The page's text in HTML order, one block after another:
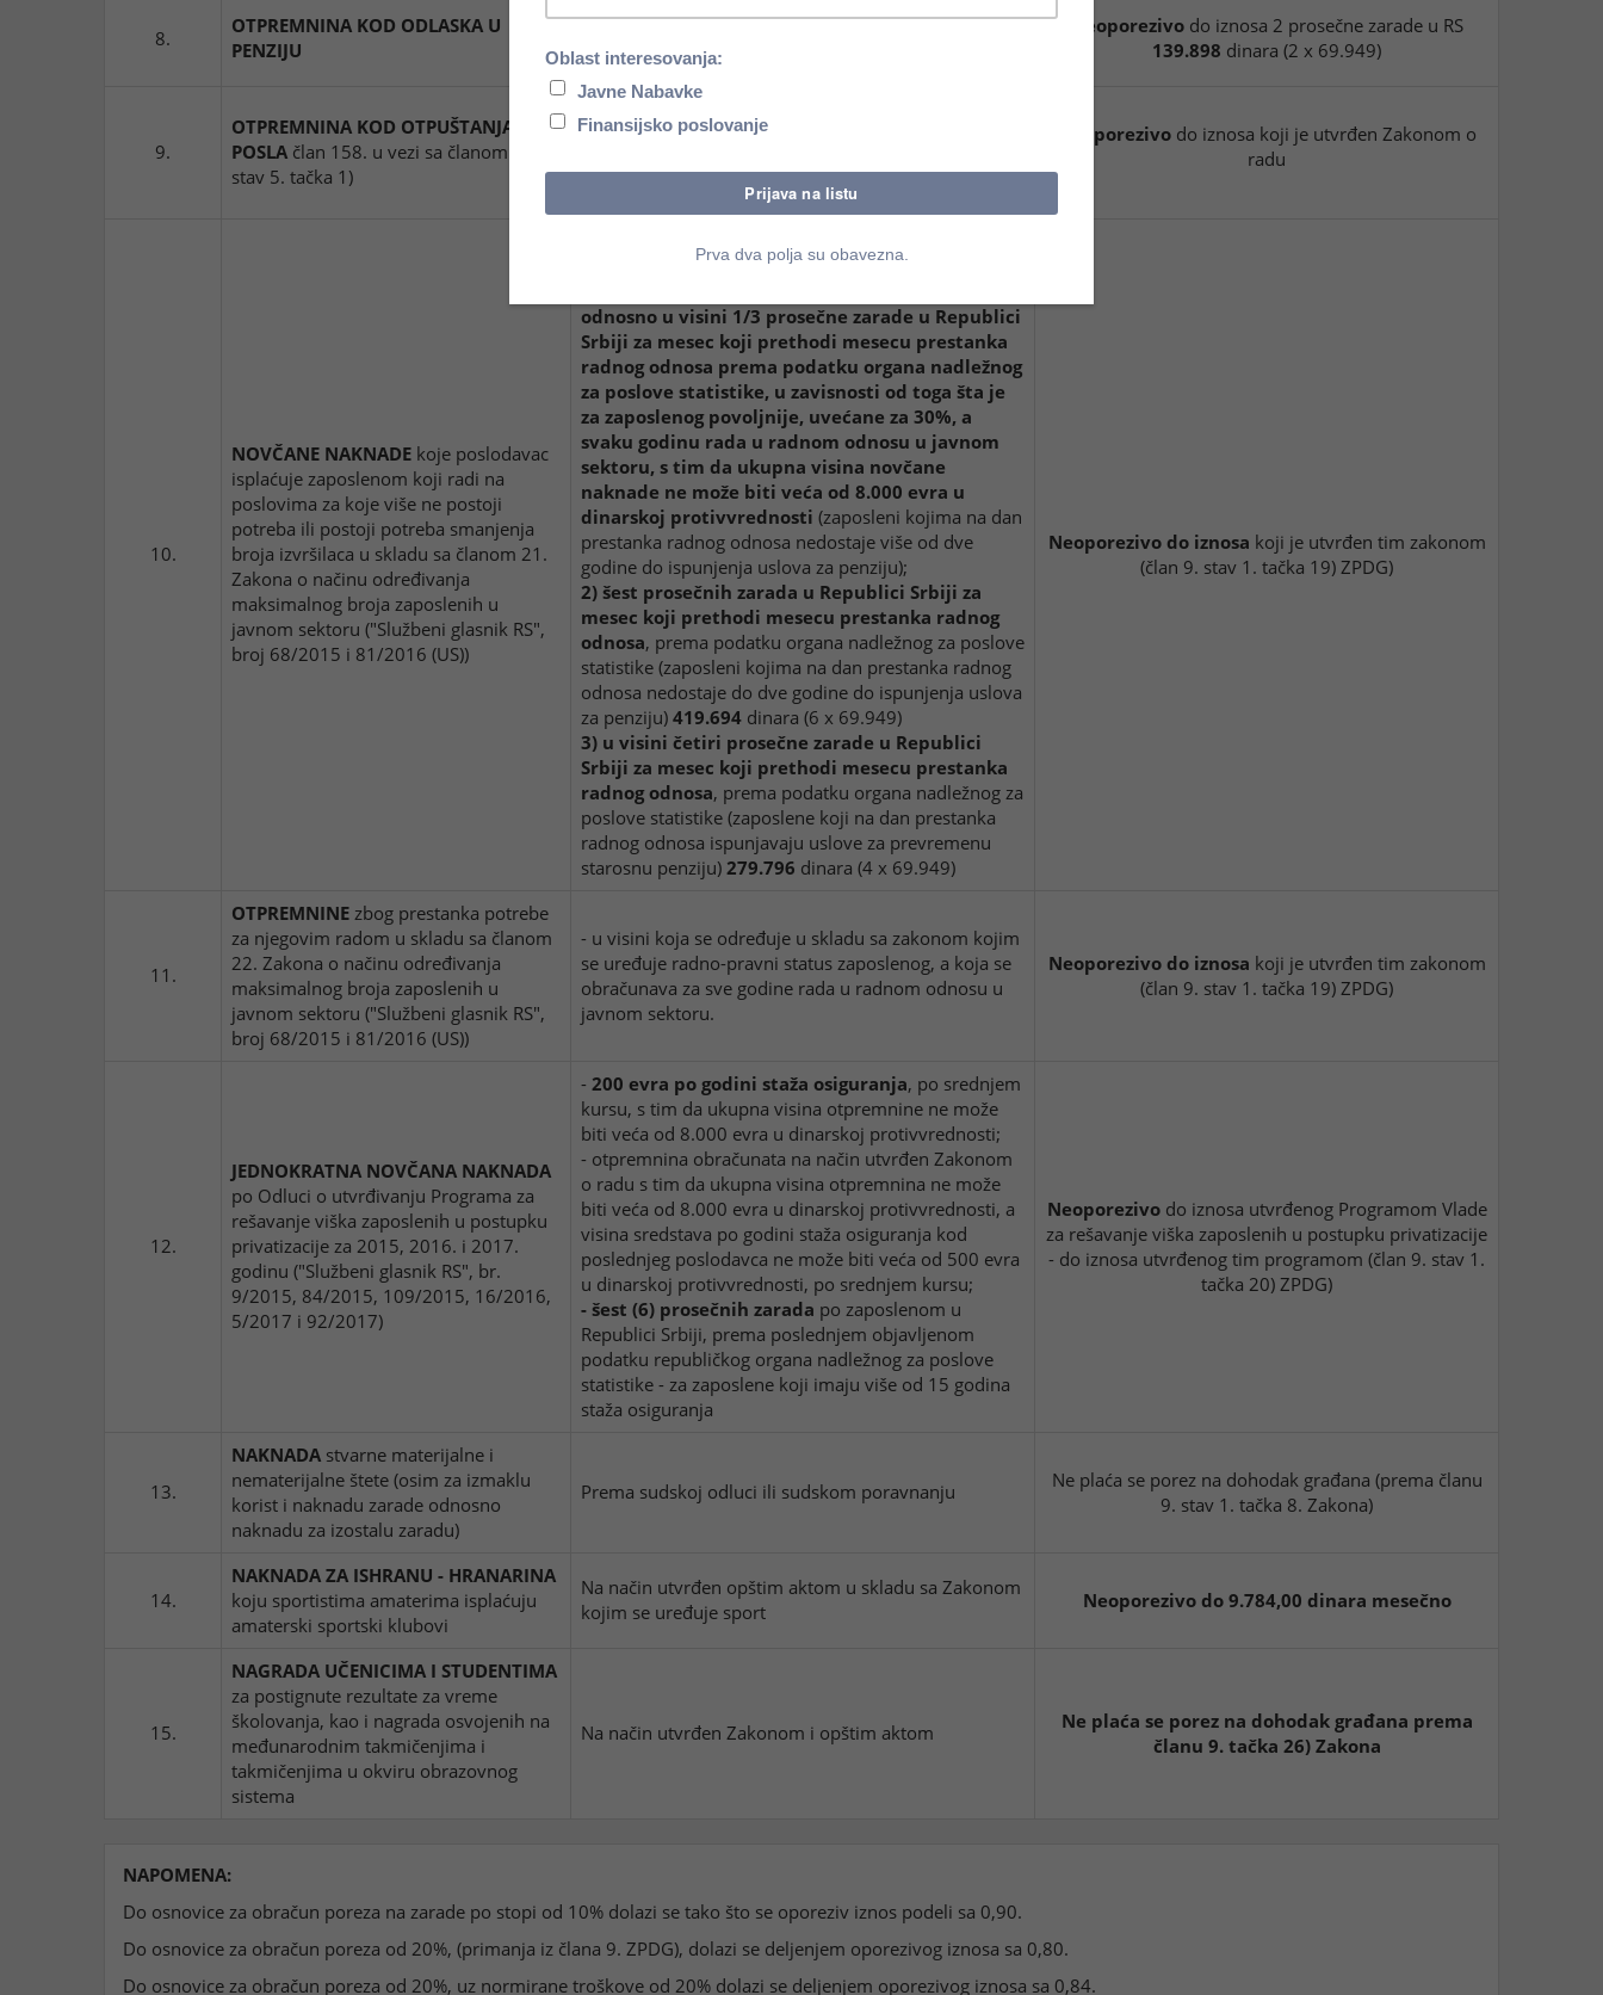
8.
OTPREMNINA KOD ODLASKA U
PENZIJU
Najmanje u visini 2 prosečne zarade po
69.949)
Neoporezivo do iznosa 2 prosečne zarade u RS
139.898 dinara (2 x 69.949)
9.
OTPREMNINA KOD OTPUŠTANJA SA
POSLA član 158. u vezi sa članom 179.
stav 5. tačka 1)
niže od zbira trećine zarade zaposlenog za svaku
poslodavca kod kogas ostvaruje pravo na otpemninu
Neoporezivo do iznosa koji je utvrđen Zakonom o
radu
10.
NOVČANE NAKNADE koje poslodavac
isplaćuje zaposlenom koji radi na
poslovima za koje više ne postoji
potreba ili postoji potreba smanjenja
broja izvršilaca u skladu sa članom 21.
Zakona o načinu određivanja
maksimalnog broja zaposlenih u
javnom sektoru ("Službeni glasnik RS",
broj 68/2015 i 81/2016 (US))
zaposlenog isplaćene u poslednja tri meseca koja
odnosno u visini 1/3 prosečne zarade u Republici
Srbiji za mesec koji prethodi mesecu prestanka
radnog odnosa prema podatku organa nadležnog
za poslove statistike, u zavisnosti od toga šta je
za zaposlenog povoljnije, uvećane za 30%, a
svaku godinu rada u radnom odnosu u javnom
sektoru, s tim da ukupna visina novčane
naknade ne može biti veća od 8.000 evra u
dinarskoj protivvrednosti (zaposleni kojima na dan
prestanka radnog odnosa nedostaje više od dve
godine do ispunjenja uslova za penziju);
2) šest prosečnih zarada u Republici Srbiji za
mesec koji prethodi mesecu prestanka radnog
odnosa, prema podatku organa nadležnog za poslove
statistike (zaposleni kojima na dan prestanka radnog
odnosa nedostaje do dve godine do ispunjenja uslova
za penziju) 419.694 dinara (6 x 69.949)
3) u visini četiri prosečne zarade u Republici
Srbiji za mesec koji prethodi mesecu prestanka
radnog odnosa, prema podatku organa nadležnog za
poslove statistike (zaposlene koji na dan prestanka
radnog odnosa ispunjavaju uslove za prevremenu
starosnu penziju) 279.796 dinara (4 x 69.949)
Neoporezivo do iznosa koji je utvrđen tim zakonom
(član 9. stav 1. tačka 19) ZPDG)
11.
OTPREMNINE zbog prestanka potrebe
za njegovim radom u skladu sa članom
22. Zakona o načinu određivanja
maksimalnog broja zaposlenih u
javnom sektoru ("Službeni glasnik RS",
broj 68/2015 i 81/2016 (US))
- u visini koja se određuje u skladu sa zakonom kojim
se uređuje radno-pravni status zaposlenog, a koja se
obračunava za sve godine rada u radnom odnosu u
javnom sektoru.
Neoporezivo do iznosa koji je utvrđen tim zakonom
(član 9. stav 1. tačka 19) ZPDG)
12.
JEDNOKRATNA NOVČANA NAKNADA
po Odluci o utvrđivanju Programa za
rešavanje viška zaposlenih u postupku
privatizacije za 2015, 2016. i 2017.
godinu ("Službeni glasnik RS", br.
9/2015, 84/2015, 109/2015, 16/2016,
5/2017 i 92/2017)
- 200 evra po godini staža osiguranja, po srednjem
kursu, s tim da ukupna visina otpremnine ne može
biti veća od 8.000 evra u dinarskoj protivvrednosti;
- otpremnina obračunata na način utvrđen Zakonom
o radu s tim da ukupna visina otpremnina ne može
biti veća od 8.000 evra u dinarskoj protivvrednosti, a
visina sredstava po godini staža osiguranja kod
poslednjeg poslodavca ne može biti veća od 500 evra
u dinarskoj protivvrednosti, po srednjem kursu;
- šest (6) prosečnih zarada po zaposlenom u
Republici Srbiji, prema poslednjem objavljenom
podatku republičkog organa nadležnog za poslove
statistike - za zaposlene koji imaju više od 15 godina
staža osiguranja
Neoporezivodo iznosa utvrđenog Programom Vlade
za rešavanje viška zaposlenih u postupku privatizacije
- do iznosa utvrđenog tim programom (član 9. stav 1.
tačka 20) ZPDG)
13.
NAKNADA stvarne materijalne i
nematerijalne štete (osim za izmaklu
korist i naknadu zarade odnosno
naknadu za izostalu zaradu)
Prema sudskoj odluci ili sudskom poravnanju
Ne plaća se porez na dohodak građana (prema članu
9. stav 1. tačka 8. Zakona)
14.
NAKNADA ZA ISHRANU - HRANARINA
koju sportistima amaterima isplaćuju
amaterski sportski klubovi
Na način utvrđen opštim aktom u skladu sa Zakonom
kojim se uređuje sport
Neoporezivo do 9.784,00 dinara mesečno
15.
NAGRADA UČENICIMA I STUDENTIMA
za postignute rezultate za vreme
školovanja, kao i nagrada osvojenih na
međunarodnim takmičenjima i
takmičenjima u okviru obrazovnog
sistema
Na način utvrđen Zakonom i opštim aktom
Ne plaća se porez na dohodak građana prema
članu 9. tačka 26) Zakona
NAPOMENA:
Do osnovice za obračun poreza na zarade po stopi od 10% dolazi se tako što se oporeziv iznos podeli sa 0,90.
Do osnovice za obračun poreza od 20%, (primanja iz člana 9. ZPDG), dolazi se deljenjem oporezivog iznosa sa 0,80.
Do osnovice za obračun poreza od 20%, uz normirane troškove od 20% dolazi se deljenjem oporezivog iznosa sa 0,84.